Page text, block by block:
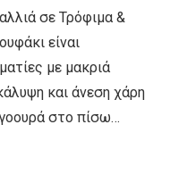
σε Τρόφιμα &
είναι
με μακριά
και άνεση χάρη
στο πίσω…